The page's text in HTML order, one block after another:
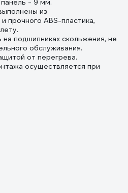
- 9 мм.
из
прочного ABS-пластика,
на подшипниках скольжения, не
обслуживания.
от перегрева.
осуществляется при